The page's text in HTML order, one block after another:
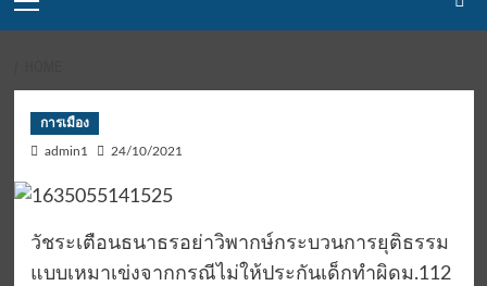
Menu
การเมือง
admin1 24/10/2021
วัชระเตือนธนาธรอย่าวิพากษ์กระบวนการยุติธรรม
แบบเหมาเข่งจากกรณีไม่ให้ประกันเด็กทำผิดม.112